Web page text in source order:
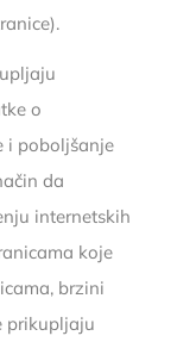
o
i poboljšanje
da
internetskih
koje
brzini
prikupljaju